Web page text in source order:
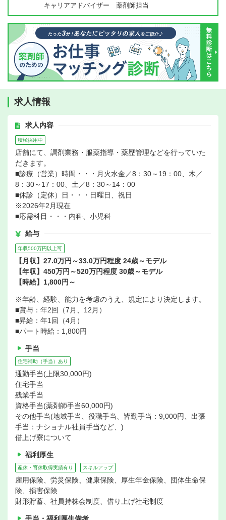
キャリアアドバイザー 薬剤師担当
求人情報
求人内容
積極採用中
店舗にて、調剤業務・服薬指導・薬歴管理などを行っていた
だきます。
■診療（営業）時間・・・月火水金／8：30～19：00、木／
8：30～17：00、土／8：30～14：00
■休診（定休）日・・・日曜日、祝日
※2026年2月現在
■応需科目・・・内科、小児科
給与
年収500万円以上可
【月収】27.0万円～33.0万円程度 24歳～モデル
【年収】450万円～520万円程度 30歳～モデル
【時給】1,800円～
※年齢、経験、能力を考慮のうえ、規定により決定します。
■賞与：年2回（7月、12月）
■昇給：年1回（4月）
■パート時給：1,800円
手当
住宅補助（手当）あり
通勤手当(上限30,000円)
住宅手当
残業手当
資格手当(薬剤師手当60,000円)
その他手当(地域手当、役職手当、皆勤手当：9,000円、出張
手当：ナショナル社員手当など、)
借上げ寮について
福利厚生
産休・育休取得実績有り スキルアップ
雇用保険、労災保険、健康保険、厚生年金保険、団体生命保
険、損害保険
財形貯蓄、社員持株会制度、借り上げ社宅制度